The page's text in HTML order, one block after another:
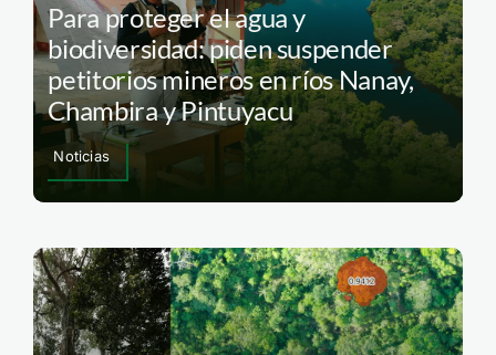
Para proteger el agua y
biodiversidad: piden suspender
petitorios mineros en ríos Nanay,
Chambira y Pintuyacu
Noticias